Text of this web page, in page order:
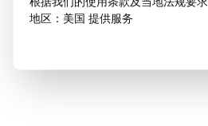
地区：美国 提供服务